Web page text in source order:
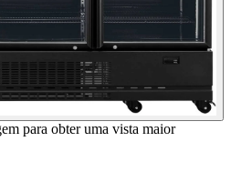
para obter uma vista maior